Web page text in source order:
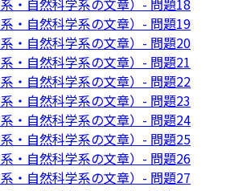
・自然科学系の文章）- 問題18
・自然科学系の文章）- 問題19
・自然科学系の文章）- 問題20
・自然科学系の文章）- 問題21
・自然科学系の文章）- 問題22
・自然科学系の文章）- 問題23
・自然科学系の文章）- 問題24
・自然科学系の文章）- 問題25
・自然科学系の文章）- 問題26
・自然科学系の文章）- 問題27